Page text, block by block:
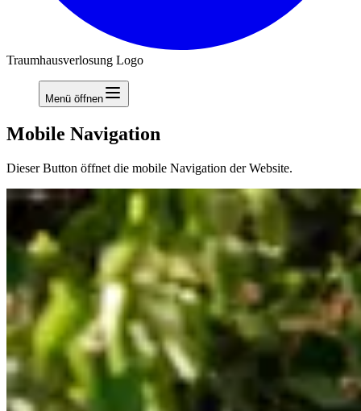
Traumhausverlosung Logo
Menü öffnen
Mobile Navigation
Dieser Button öffnet die mobile Navigation der Website.